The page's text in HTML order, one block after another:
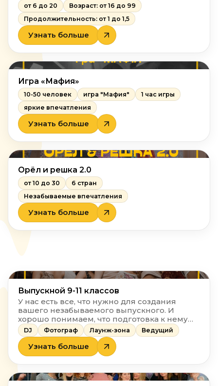
от 6 до 20
Возраст: от 16 до 99
Продолжительность: от 1 до 1,5
Узнать больше
Игра «Мафия»
10-50 человек игра "Мафия"
1 час игры
яркие впечатления
Узнать больше
Орёл и решка 2.0
от 10 до 30
6 стран
Незабываемые впечатления
Узнать больше
Выпускной 9-11 классов
У нас есть все, что нужно для создания
вашего незабываемого выпускного. И
хорошо понимаем, что подготовка к нему
очень хлопотная и долгая работа. Поэтому
мы решили все сделать за вас и сэкономить
вам время, чтобы вы могли спокойно
готовиться к экзаменам, пока мы будем
создавать выпускной вашей мечты!
DJ Фотограф Лаунж-зона Ведущий
Узнать больше